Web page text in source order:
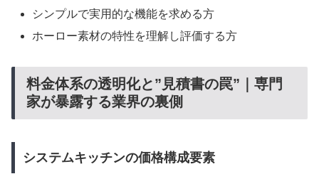
シンプルで実用的な機能を求める方
ホーロー素材の特性を理解し評価する方
料金体系の透明化と”見積書の罠”｜専門
家が暴露する業界の裏側
システムキッチンの価格構成要素